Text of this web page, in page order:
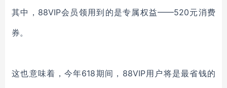
其中， 88VIP会员领用到的是专属权益——520元消费
券。
这也意味着，今年618期间， 88VIP用户将是最省钱的